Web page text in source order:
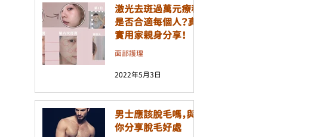
激光去斑過萬元療程
是否合適每個人？真
實用家親身分享！
面部護理
2022年5月3日
男士應該脫毛嗎，與
你分享脫毛好處